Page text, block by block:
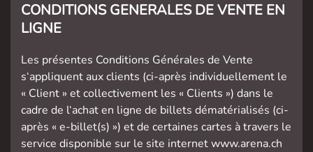
CONDITIONS GENERALES DE VENTE EN
LIGNE
Les présentes Conditions Générales de Vente
s‘appliquent aux clients (ci-après individuellement le
« Client » et collectivement les « Clients ») dans le
cadre de l‘achat en ligne de billets dématérialisés (ci-
après « e-billet(s) ») et de certaines cartes à travers le
service disponible sur le site internet www.arena.ch